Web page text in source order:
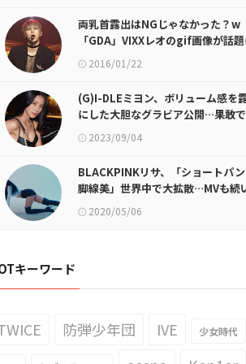
両乳首露出はNGじゃなかった？w
「GDA」VIXXレオのgif画像が話
2016/01/22
(G)I-DLEミヨン、ボリューム感を
にした大胆なグラビア公開…果敢
クシーな美しさ
2023/09/04
BLACKPINKリサ、「ショートパ
脚線美」世界中で大拡散…MVも続
て11億ビュー
2020/05/06
キーワード
防弾少年団 IVE 少女時代